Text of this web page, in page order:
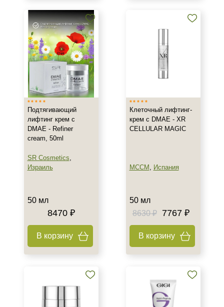
Подтягивающий
лифтинг крем с
DMAE - Refiner
cream, 50ml
SR Cosmetics,
Израиль
50 мл
8470 ₽
В корзину
Клеточный лифтинг-
крем с DMAE - XR
CELLULAR MAGIC
MCCM , Испания
50 мл
8630 ₽
7767 ₽
В корзину